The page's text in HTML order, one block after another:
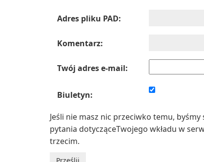
Adres pliku PAD:
Komentarz:
Twój adres e-mail:
Biuletyn:
Jeśli nie masz nic przeciwko temu,
pytania dotycząceTwojego wkładu w
trzecim.